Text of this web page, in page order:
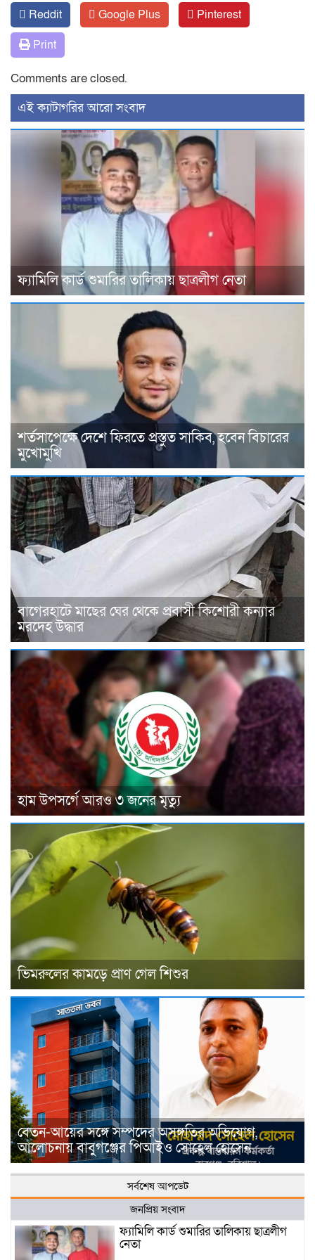
Reddit Google Plus
Pinterest
Print
Comments are closed.
‍এই ক্যাটাগরির ‍আরো সংবাদ
ফ্যামিলি কার্ড শুমারির তালিকায় ছাত্রলীগ নেতা
শর্তসাপেক্ষে দেশে ফিরতে প্রস্তুত সাকিব, হবেন বিচারের
মুখোমুখি
বাগেরহাটে মাছের ঘের থেকে প্রবাসী কিশোরী কন্যার
মরদেহ উদ্ধার
হাম উপসর্গে আরও ৩ জনের মৃত্যু
ভিমরুলের কামড়ে প্রাণ গেল শিশুর
বেতন-আয়ের সঙ্গে সম্পদের অসঙ্গতির অভিযোগ,
আলোচনায় বাবুগঞ্জের পিআইও সোহেল হোসেন
সর্বশেষ আপডেট
জনপ্রিয় সংবাদ
ফ্যামিলি কার্ড শুমারির তালিকায় ছাত্রলীগ
নেতা